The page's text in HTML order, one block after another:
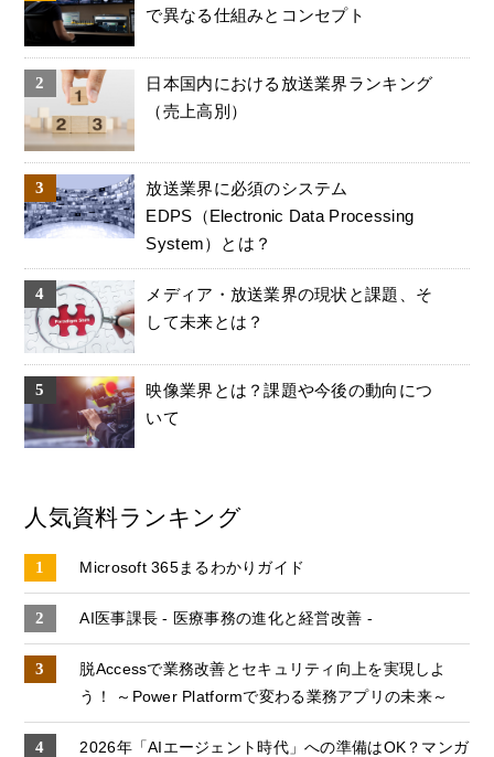
で異なる仕組みとコンセプト
日本国内における放送業界ランキング
（売上高別）
放送業界に必須のシステム
EDPS（Electronic Data Processing
System）とは？
メディア・放送業界の現状と課題、そ
して未来とは？
映像業界とは？課題や今後の動向につ
いて
人気資料ランキング
Microsoft 365まるわかりガイド
AI医事課長 - 医療事務の進化と経営改善 -
脱Accessで業務改善とセキュリティ向上を実現しよ
う！ ～Power Platformで変わる業務アプリの未来～
2026年「AIエージェント時代」への準備はOK？マンガ